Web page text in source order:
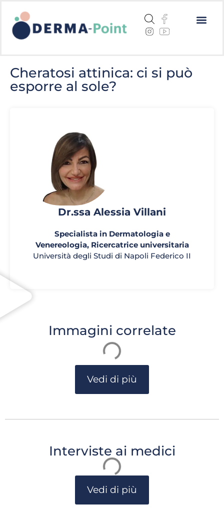
Cheratosi attinica: ci si può
esporre al sole?
Dr.ssa Alessia Villani
Specialista in Dermatologia e
Venereologia, Ricercatrice universitaria
Università degli Studi di Napoli Federico II
Immagini correlate
Vedi di più
Interviste ai medici
Vedi di più